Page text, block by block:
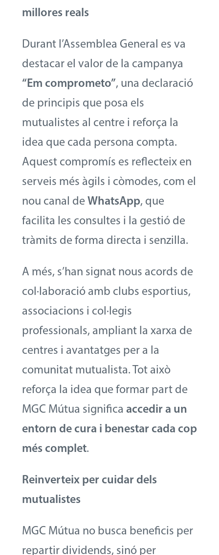
millores reals
Durant l’Assemblea General es va
destacar el valor de la campanya
“Em comprometo”, una declaració
de principis que posa els
mutualistes al centre i reforça la
idea que cada persona compta.
Aquest compromís es reflecteix en
serveis més àgils i còmodes, com el
nou canal de WhatsApp, que
facilita les consultes i la gestió de
tràmits de forma directa i senzilla.
A més, s’han signat nous acords de
col·laboració amb clubs esportius,
associacions i col·legis
professionals, ampliant la xarxa de
centres i avantatges per a la
comunitat mutualista. Tot això
reforça la idea que formar part de
MGC Mútua significa accedir a un
entorn de cura i benestar cada cop
més complet.
Reinverteix per cuidar dels
mutualistes
MGC Mútua no busca beneficis per
repartir dividends, sinó per